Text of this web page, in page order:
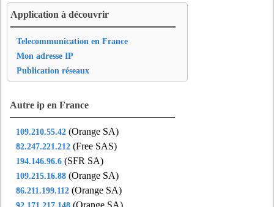
dau94- Vincennes (7 km)
def92
del95
- Garges-les-Gonesse (14 km)
des77 - Champs-sur-Marne (19 km)
deu95- Deuil-la-barre (15 km)
dol94
- Alfortville (8 km)
dve91- Draveil (20 km)
dvi91- Draveil (20 km)
eab95- Eaubonne (18 km)
fes75- Paris 19 (5 km)
fil75- Paris 03 (2 km)
fla93- Aubervilliers (8 km)
Application à découvrir
Telecommunication en France
Mon adresse IP
Publication réseaux
Autre ip en France
109.210.55.42 (Orange SA)
82.247.221.212 (Free SAS)
194.146.96.6 (SFR SA)
109.215.16.88 (Orange SA)
86.211.199.112 (Orange SA)
92.171.217.148 (Orange SA)